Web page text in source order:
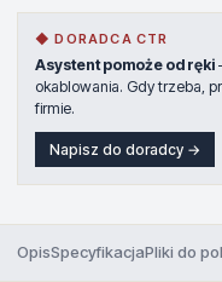
◆ DORADCA CTR
Asystent pomoże od ręki
okablowania. Gdy trzeba,
firmie.
Napisz do doradcy →
OpisSpecyfikacjaPliki do